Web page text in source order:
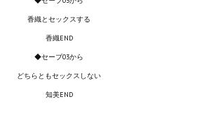
SSE BodySlide (with Physics)
香織とセックスする
香織END
◆セーブ03から
どちらともセックスしない
知美END